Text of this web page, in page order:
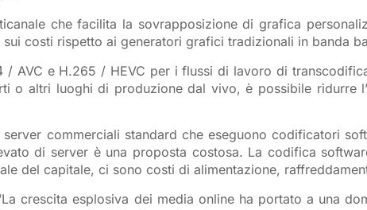
che facilita la sovrapposizione di grafica
costi rispetto ai generatori grafici tradizionali in banda
e H.265 / HEVC per i flussi di lavoro di
o altri luoghi di produzione dal vivo, è possibile ridurre
commerciali standard che eseguono codificatori
di server è una proposta costosa. La codifica
del capitale, ci sono costi di alimentazione,
crescita esplosiva dei media online ha portato a una